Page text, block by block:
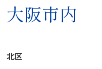
大阪市内
北区